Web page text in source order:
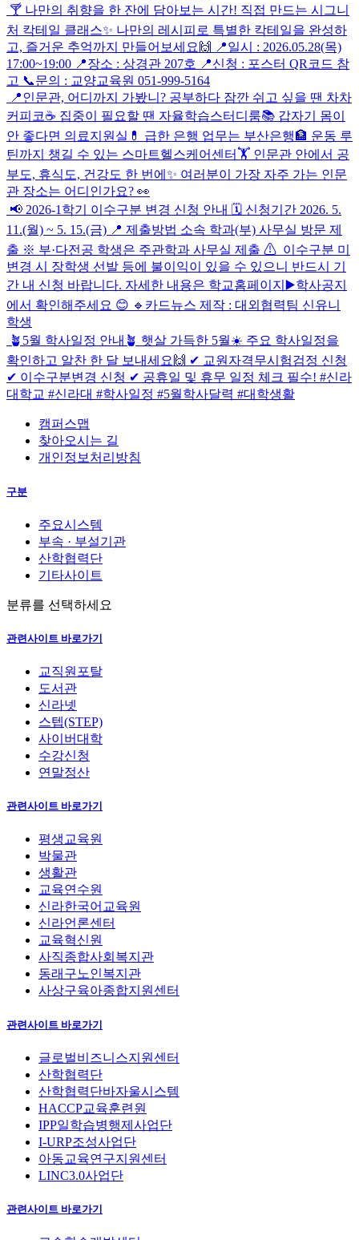
🍸 나만의 취향을 한 잔에 담아보는 시간! 직접 만드는 시그니
처 칵테일 클래스✨ 나만의 레시피로 특별한 칵테일을 완성하
고, 즐거운 추억까지 만들어보세요🙌 📍일시 : 2026.05.28(목)
17:00~19:00 📍장소 : 상경관 207호 📍신청 : 포스터 QR코드 참
고 📞문의 : 교양교육원 051-999-5164
📍인문관, 어디까지 가봤니? 공부하다 잠깐 쉬고 싶을 땐 차차
커피코☕ 집중이 필요할 땐 자율학습스터디룸📚 갑자기 몸이
안 좋다면 의료지원실💊 급한 은행 업무는 부산은행🏦 운동 루
틴까지 챙길 수 있는 스마트헬스케어센터🏋️ 인문관 안에서 공
부도, 휴식도, 건강도 한 번에✨ 여러분이 가장 자주 가는 인문
관 장소는 어디인가요? 👀
📢 2026-1학기 이수구분 변경 신청 안내 🗓 신청기간 2026. 5.
11.(월) ~ 5. 15.(금) 📍 제출방법 소속 학과(부) 사무실 방문 제
출 ※ 부·다전공 학생은 주관학과 사무실 제출 ⚠ ️ 이수구분 미
변경 시 장학생 선발 등에 불이익이 있을 수 있으니 반드시 기
간 내 신청 바랍니다. 자세한 내용은 학교홈페이지▶️학사공지
에서 확인해주세요 😊 🔹카드뉴스 제작 : 대외협력팀 신유니
학생
🪴5월 학사일정 안내🪴 햇살 가득한 5월☀️ 주요 학사일정을
확인하고 알찬 한 달 보내세요🙌 ✔ 교원자격무시험검정 신청
✔ 이수구분변경 신청 ✔ 공휴일 및 휴무 일정 체크 필수! #신라
대학교 #신라대 #학사일정 #5월학사달력 #대학생활
캠퍼스맵
찾아오시는 길
개인정보처리방침
구분
주요시스템
부속 · 부설기관
산학협력단
기타사이트
분류를 선택하세요
관련사이트 바로가기
교직원포탈
도서관
신라넷
스텝(STEP)
사이버대학
수강신청
연말정산
관련사이트 바로가기
평생교육원
박물관
생활관
교육연수원
신라한국어교육원
신라언론센터
교육혁신원
사직종합사회복지관
동래구노인복지관
사상구육아종합지원센터
관련사이트 바로가기
글로벌비즈니스지원센터
산학협력단
산학협력단바자울시스템
HACCP교육훈련원
IPP일학습병행제사업단
I-URP조성사업단
아동교육연구지원센터
LINC3.0사업단
관련사이트 바로가기